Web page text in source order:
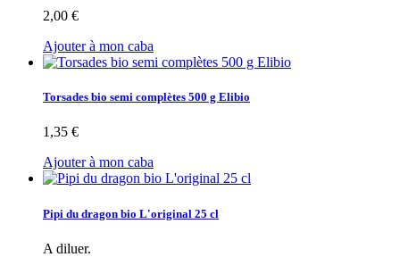
2,00 €
Ajouter à mon caba
Torsades bio semi complètes 500 g Elibio
1,35 €
Ajouter à mon caba
Pipi du dragon bio L'original 25 cl
A diluer.